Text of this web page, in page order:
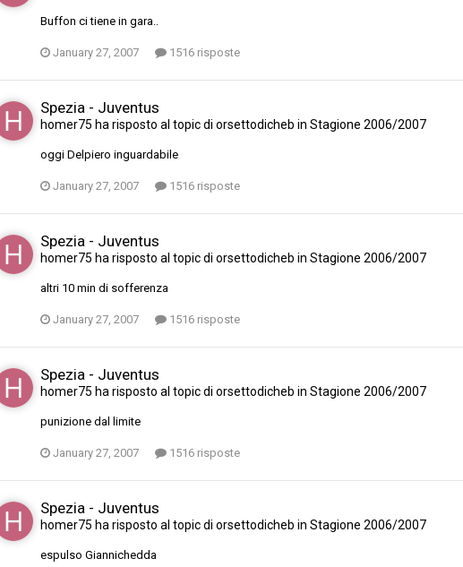
Buffon ci tiene in gara..
January 27, 2007 1516 risposte
Spezia - Juventus
homer75 ha risposto al topic di orsettodicheb in Stagione 2006/2007
oggi Delpiero inguardabile
January 27, 2007 1516 risposte
Spezia - Juventus
homer75 ha risposto al topic di orsettodicheb in Stagione 2006/2007
altri 10 min di sofferenza
January 27, 2007 1516 risposte
Spezia - Juventus
homer75 ha risposto al topic di orsettodicheb in Stagione 2006/2007
punizione dal limite
January 27, 2007 1516 risposte
Spezia - Juventus
homer75 ha risposto al topic di orsettodicheb in Stagione 2006/2007
espulso Giannichedda